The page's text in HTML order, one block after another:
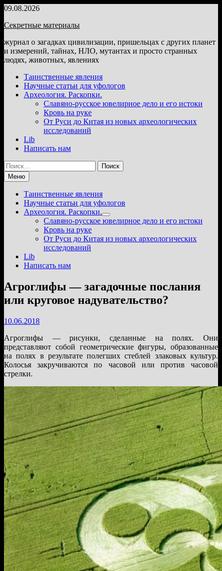
Перейти
содержимому
09.08.2026
Секретные материалы
журнал о загадках цивилизации, пришельцах с других планет
и измерений, тайнах, НЛО, мутантах и просто странных
людях, животных, явлениях
Таинственные явления
Научные статьи для уфологов
Археология. Раскопки.
Славяно-русское ювелирное дело и его истоки
Кровь на руке
От Руси до Китая из новых археологических
исследований
Lib
Написать нам
Найти:
Меню
Таинственные явления
Научные статьи для уфологов
Археология. Раскопки.
Показать
подменю
Славяно-русское ювелирное дело и его истоки
Кровь на руке
От Руси до Китая из новых археологических
исследований
Lib
Написать нам
Агроглифы — загадочные послания
или круговое надувательство?
10.06.2018
Агроглифы — рисунки, сделанные на полях. Они
представляют собой геометрические фигуры, образованные
на полях в результате полегших стеблей злаковых культур.
Колосья закручиваются по часовой или против часовой
стрелки.